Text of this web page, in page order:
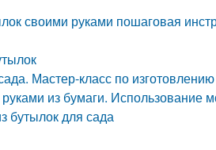
своими руками пошаговая
Мастер-класс по
руками из бумаги. Использование
бутылок для сада